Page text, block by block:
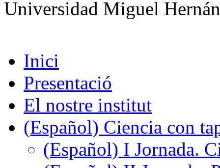
Universidad Miguel
Inici
Presentació
El nostre institut
(Español) Ciencia con
(Español) I Jornada.